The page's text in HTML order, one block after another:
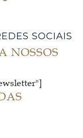
SOCIAIS
NOSSOS